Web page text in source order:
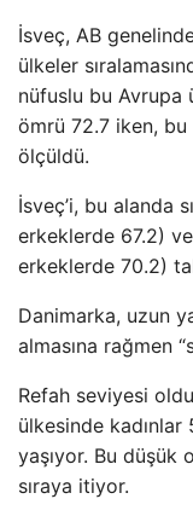
İsveç, AB
ülkeler
nüfuslu bu Avrupa
ömrü 72.7 iken,
ölçüldü.
İsveç’i, bu alanda
erkeklerde 67.2)
erkeklerde 70.2)
Danimarka, uzun
almasına rağmen
Refah seviyesi
ülkesinde kadınlar
yaşıyor. Bu düşük
sıraya itiyor.